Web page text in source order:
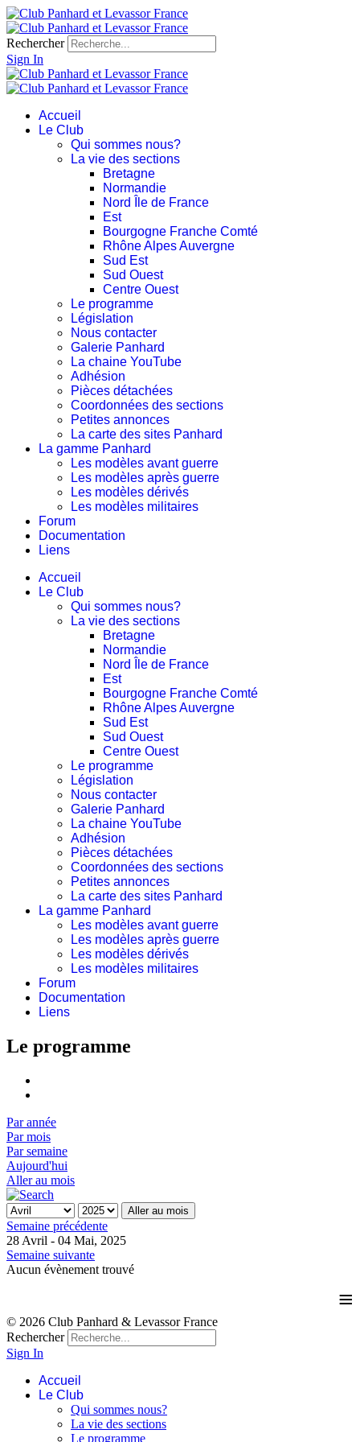
Rechercher
Sign In
Accueil
Le Club
Qui sommes nous?
La vie des sections
Bretagne
Normandie
Nord Île de France
Est
Bourgogne Franche Comté
Rhône Alpes Auvergne
Sud Est
Sud Ouest
Centre Ouest
Le programme
Législation
Nous contacter
Galerie Panhard
La chaine YouTube
Adhésion
Pièces détachées
Coordonnées des sections
Petites annonces
La carte des sites Panhard
La gamme Panhard
Les modèles avant guerre
Les modèles après guerre
Les modèles dérivés
Les modèles militaires
Forum
Documentation
Liens
Accueil
Le Club
Qui sommes nous?
La vie des sections
Bretagne
Normandie
Nord Île de France
Est
Bourgogne Franche Comté
Rhône Alpes Auvergne
Sud Est
Sud Ouest
Centre Ouest
Le programme
Législation
Nous contacter
Galerie Panhard
La chaine YouTube
Adhésion
Pièces détachées
Coordonnées des sections
Petites annonces
La carte des sites Panhard
La gamme Panhard
Les modèles avant guerre
Les modèles après guerre
Les modèles dérivés
Les modèles militaires
Forum
Documentation
Liens
Le programme
Par année
Par mois
Par semaine
Aujourd'hui
Aller au mois
Aller au mois
Semaine précédente
28 Avril - 04 Mai, 2025
Semaine suivante
Aucun évènement trouvé
≡
© 2026 Club Panhard & Levassor France
Rechercher
Sign In
Accueil
Le Club
Qui sommes nous?
La vie des sections
Le programme